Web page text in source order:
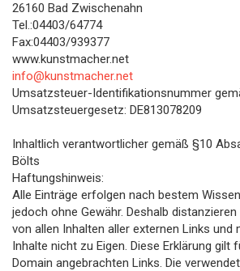
26160 Bad Zwischenahn
Tel.:04403/64774
Fax:04403/939377
www.kunstmacher.net
info@kunstmacher.net
Umsatzsteuer-Identifikationsnummer
Umsatzsteuergesetz: DE813078209
Inhaltlich verantwortlicher gemäß §10
Bölts
Haftungshinweis:
Alle Einträge erfolgen nach bestem
jedoch ohne Gewähr. Deshalb
von allen Inhalten aller externen Links und
Inhalte nicht zu Eigen. Diese Erklärung gilt
Domain angebrachten Links. Die